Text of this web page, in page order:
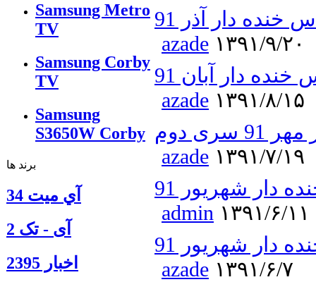
Samsung Metro
TV
Samsung Corby
TV
Samsung
S3650W Corby
برند ها
آي ميت 34
آی - تک 2
اخبار 2395
دار آذر 91
azade ۱۳۹۱/۹/۲۰
دار آبان 91
azade ۱۳۹۱/۸/۱۵
دوم
azade ۱۳۹۱/۷/۱۹
دار شهریور 91
admin ۱۳۹۱/۶/۱۱
دار شهریور 91
azade ۱۳۹۱/۶/۷